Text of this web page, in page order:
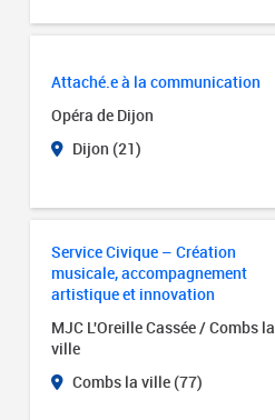
Attaché.e à la communication
Opéra de Dijon
Dijon (21)
Service Civique – Création
musicale, accompagnement
artistique et innovation
MJC L'Oreille Cassée / Combs la
ville
Combs la ville (77)